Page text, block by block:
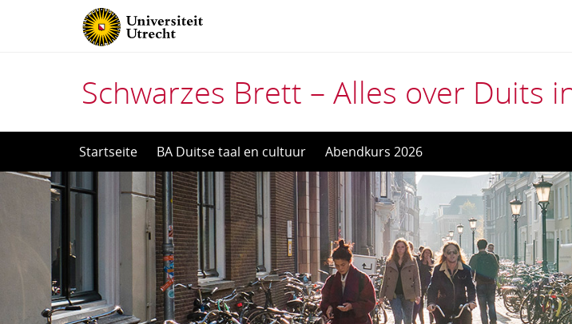
Schwarzes Brett – Alles over Duits
naar
Startseite BA Duitse taal en cultuur Abendkurs 2026